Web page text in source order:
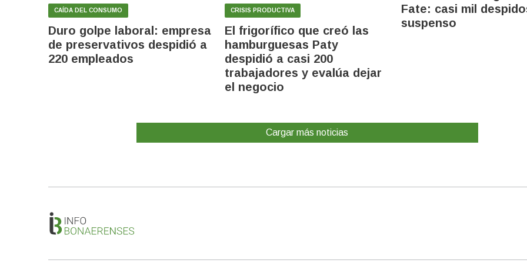
CAÍDA DEL CONSUMO
Duro golpe laboral: empresa
de preservativos despidió a
220 empleados
CRISIS PRODUCTIVA
El frigorífico que creó las
hamburguesas Paty
despidió a casi 200
trabajadores y evalúa dejar
el negocio
Fate: casi mil
suspenso
Cargar más noticias